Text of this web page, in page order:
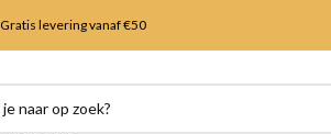
Gratis levering vanaf €50